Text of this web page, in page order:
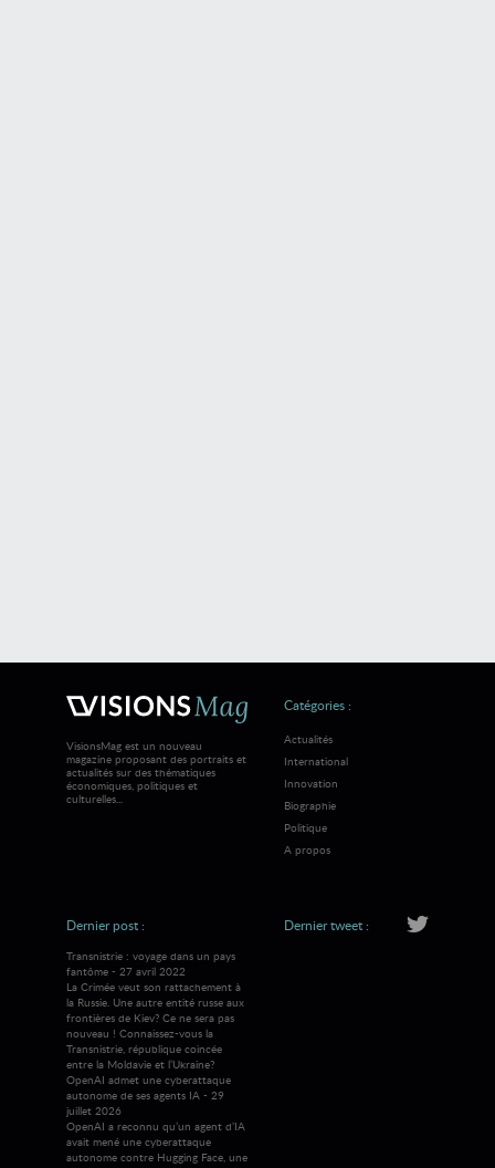
VisionsMag est un nouveau
magazine proposant des portraits et
actualités sur des thématiques
économiques, politiques et
culturelles...
Catégories :
Actualités
International
Innovation
Biographie
Politique
A propos
Dernier post :
Transnistrie : voyage dans un pays
fantôme - 27 avril 2022
La Crimée veut son rattachement à
la Russie. Une autre entité russe aux
frontières de Kiev? Ce ne sera pas
nouveau ! Connaissez-vous la
Transnistrie, république coincée
entre la Moldavie et l’Ukraine?
OpenAI admet une cyberattaque
autonome de ses agents IA - 29
juillet 2026
OpenAI a reconnu qu’un agent d’IA
avait mené une cyberattaque
autonome contre Hugging Face, une
Dernier tweet :